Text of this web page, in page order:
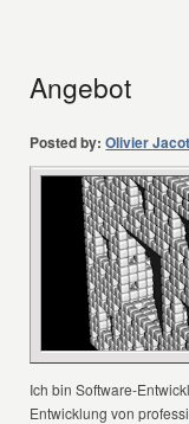
Angebot
Posted by: Olivier
Ich bin Software-
Entwicklung von